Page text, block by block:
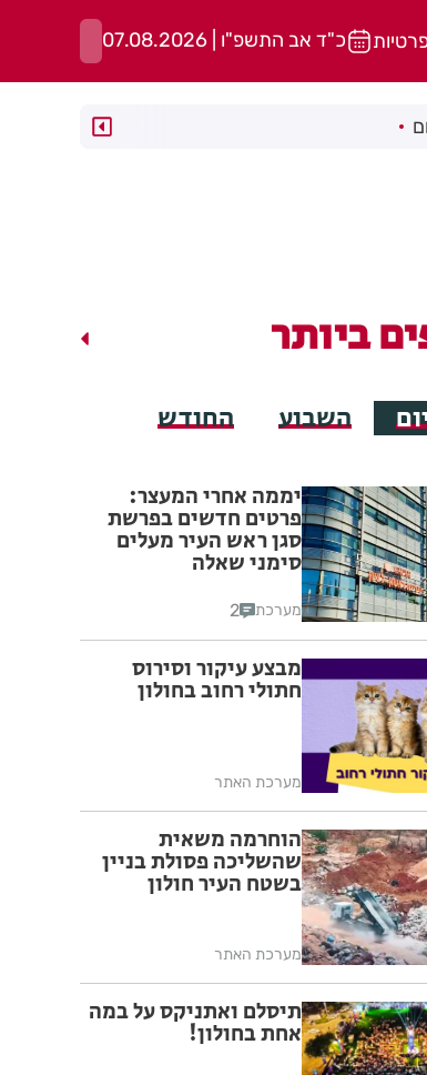
כ"ד אב התשפ"ו | 07.08.2026
ביותר
השבוע החודש
יממה אחרי המעצר:
פרטים חדשים בפרשת
סגן ראש העיר מעלים
סימני שאלה
מערכת 2
מבצע עיקור וסירוס
חתולי רחוב בחולון
מערכת האתר
הוחרמה משאית
שהשליכה פסולת בניין
בשטח העיר חולון
מערכת האתר
תיסלם ואתניקס על במה
אחת בחולון!